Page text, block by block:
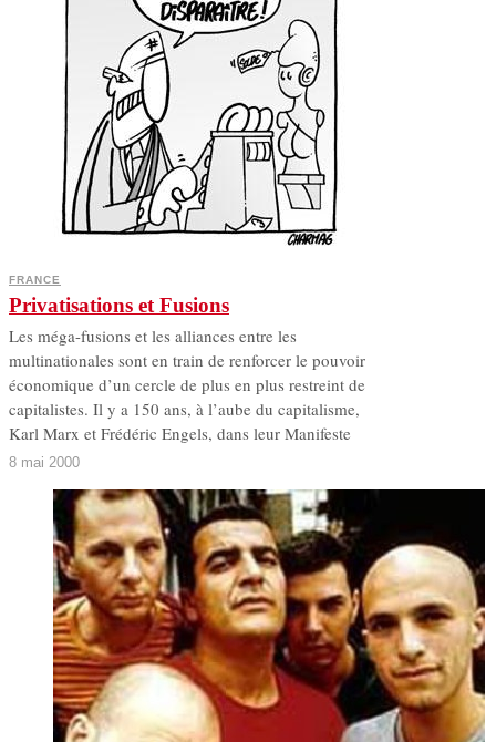
FRANCE
Privatisations et Fusions
Les méga-fusions et les alliances entre les
multinationales sont en train de renforcer le pouvoir
économique d’un cercle de plus en plus restreint de
capitalistes. Il y a 150 ans, à l’aube du capitalisme,
Karl Marx et Frédéric Engels, dans leur Manifeste
8 mai 2000